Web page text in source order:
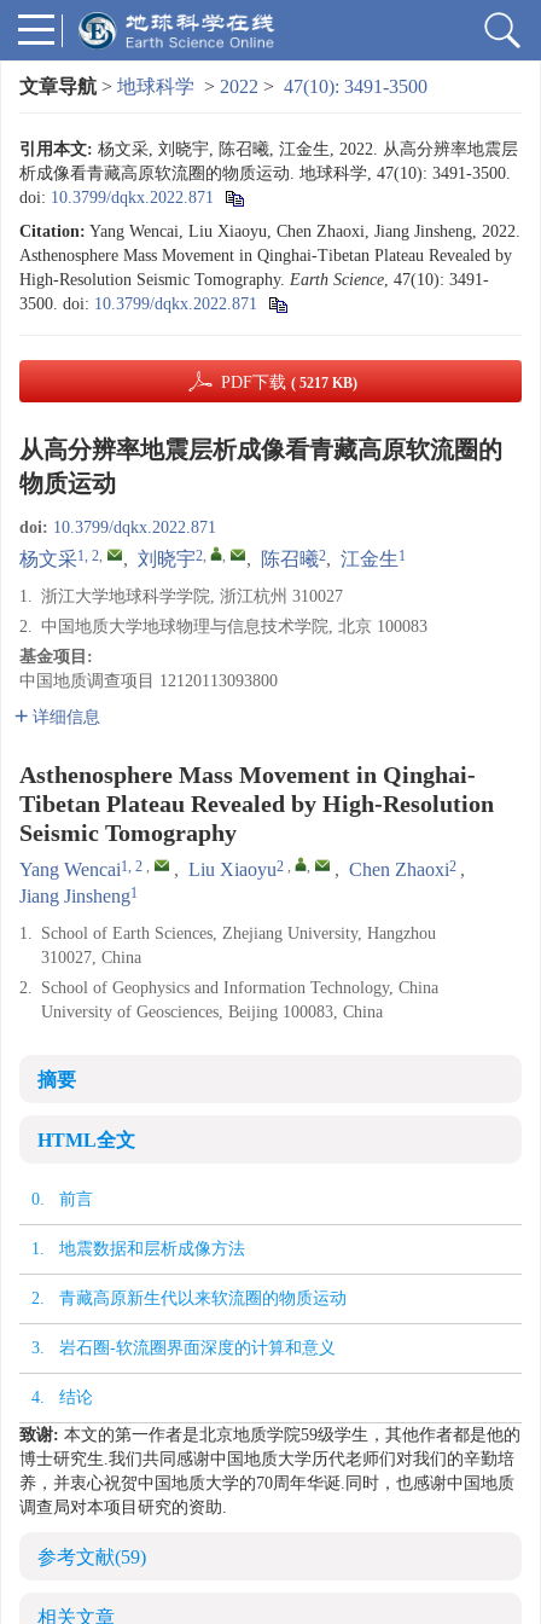
文章导航 > 地球科学 > 2022 > 47(10): 3491-3500
引用本文: 杨文采, 刘晓宇, 陈召曦, 江金生, 2022. 从高分辨率地震层
析成像看青藏高原软流圈的物质运动. 地球科学, 47(10): 3491-3500.
doi: 10.3799/dqkx.2022.871
Citation: Yang Wencai, Liu Xiaoyu, Chen Zhaoxi, Jiang Jinsheng, 2022.
Asthenosphere Mass Movement in Qinghai-Tibetan Plateau Revealed by
High-Resolution Seismic Tomography. Earth Science, 47(10): 3491-
3500. doi: 10.3799/dqkx.2022.871
PDF下载 ( 5217 KB)
从高分辨率地震层析成像看青藏高原软流圈的
物质运动
doi: 10.3799/dqkx.2022.871
杨文采1, 2, , 刘晓宇2, , , 陈召曦2, 江金生1
1. 浙江大学地球科学学院, 浙江杭州 310027
2. 中国地质大学地球物理与信息技术学院, 北京 100083
基金项目:
中国地质调查项目 12120113093800
详细信息
Asthenosphere Mass Movement in Qinghai-
Tibetan Plateau Revealed by High-Resolution
Seismic Tomography
Yang Wencai1, 2 , , Liu Xiaoyu2 , , , Chen Zhaoxi2 ,
Jiang Jinsheng1
1. School of Earth Sciences, Zhejiang University, Hangzhou
310027, China
2. School of Geophysics and Information Technology, China
University of Geosciences, Beijing 100083, China
摘要
HTML全文
0. 前言
1. 地震数据和层析成像方法
2. 青藏高原新生代以来软流圈的物质运动
3. 岩石圈-软流圈界面深度的计算和意义
4. 结论
致谢: 本文的第一作者是北京地质学院59级学生，其他作者都是他的
博士研究生.我们共同感谢中国地质大学历代老师们对我们的辛勤培
养，并衷心祝贺中国地质大学的70周年华诞.同时，也感谢中国地质
调查局对本项目研究的资助.
参考文献(59)
相关文章